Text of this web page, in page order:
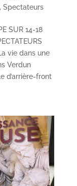
Spectateurs
SUR 14-18
vie dans une
Verdun
d’arrière-front